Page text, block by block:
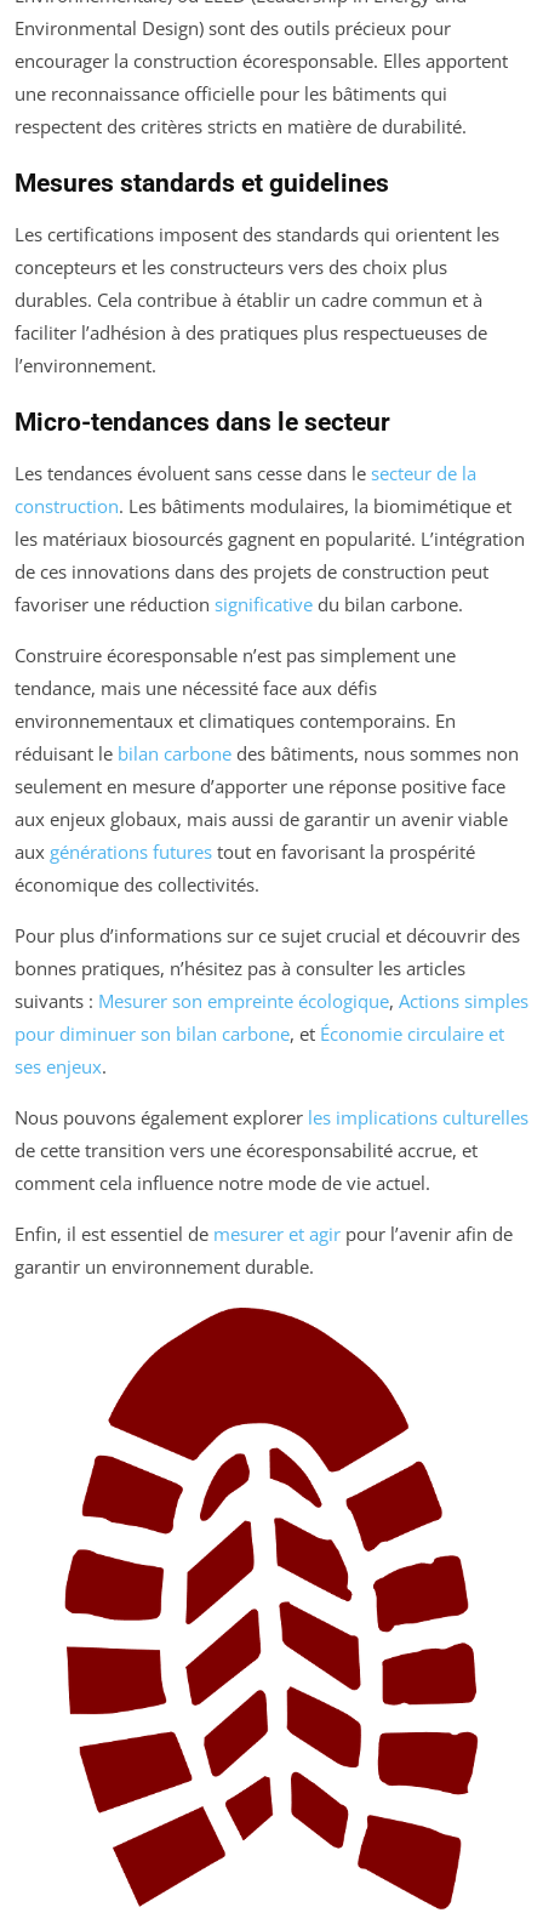
Environmental Design) sont des outils précieux pour
encourager la construction écoresponsable. Elles apportent
une reconnaissance officielle pour les bâtiments qui
respectent des critères stricts en matière de durabilité.
Mesures standards et guidelines
Les certifications imposent des standards qui orientent les
concepteurs et les constructeurs vers des choix plus
durables. Cela contribue à établir un cadre commun et à
faciliter l’adhésion à des pratiques plus respectueuses de
l’environnement.
Micro-tendances dans le secteur
Les tendances évoluent sans cesse dans le secteur de la
construction. Les bâtiments modulaires, la biomimétique et
les matériaux biosourcés gagnent en popularité. L’intégration
de ces innovations dans des projets de construction peut
favoriser une réduction significative du bilan carbone.
Construire écoresponsable n’est pas simplement une
tendance, mais une nécessité face aux défis
environnementaux et climatiques contemporains. En
réduisant le bilan carbone des bâtiments, nous sommes non
seulement en mesure d’apporter une réponse positive face
aux enjeux globaux, mais aussi de garantir un avenir viable
aux générations futures tout en favorisant la prospérité
économique des collectivités.
Pour plus d’informations sur ce sujet crucial et découvrir des
bonnes pratiques, n’hésitez pas à consulter les articles
suivants : Mesurer son empreinte écologique, Actions simples
pour diminuer son bilan carbone, et Économie circulaire et
ses enjeux.
Nous pouvons également explorer les implications culturelles
de cette transition vers une écoresponsabilité accrue, et
comment cela influence notre mode de vie actuel.
Enfin, il est essentiel de mesurer et agir pour l’avenir afin de
garantir un environnement durable.